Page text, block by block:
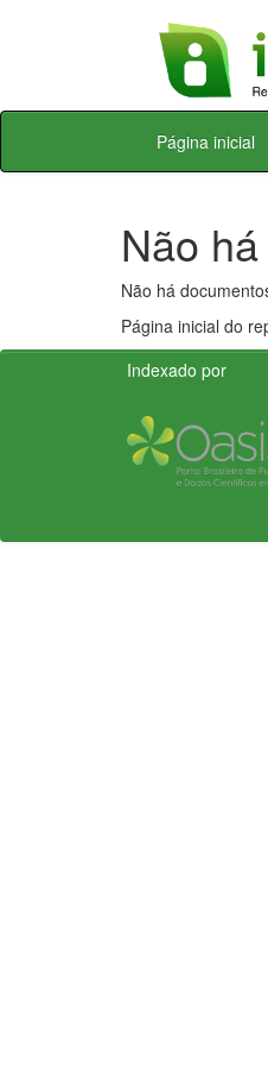
Skip
Página inicial
Não
Não há
Página inicial do
Indexado por